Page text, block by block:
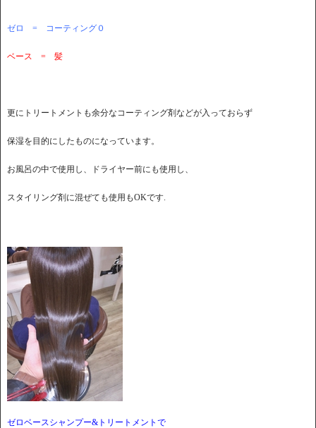
ゼロ = コーティング０
ベース = 髪
更にトリートメントも余分なコーティング剤などが入っておらず
保湿を目的にしたものになっています。
お風呂の中で使用し、ドライヤー前にも使用し、
スタイリング剤に混ぜても使用もOKです.
ゼロベースシャンプー&トリートメントで